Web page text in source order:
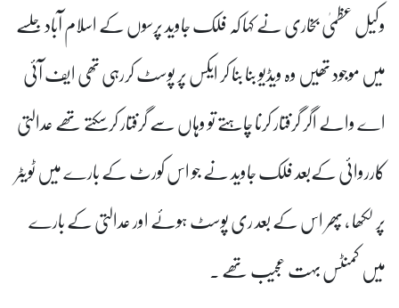
وکیل عظمیٰ بخاری نے کہا کہ فلک جاوید پرسوں کے اسلام آباد جلسے
میں موجود تھیں وہ ویڈیو بنا بنا کر ایکس پر پوسٹ کررہی تھی ایف آئی
اے والے اگر گرفتار کرنا چاہتے تو وہاں سے گرفتار کرسکتے تھے عدالتی
کارروائی کےبعد فلک جاوید نے جو اس کورٹ کے بارے میں ٹویٹر
پر لکھا ، پھر اس کے بعد ری پوسٹ ہوئے اور عدالتی کے بارے
میں کمنٹس بہت عجیب تھے ۔